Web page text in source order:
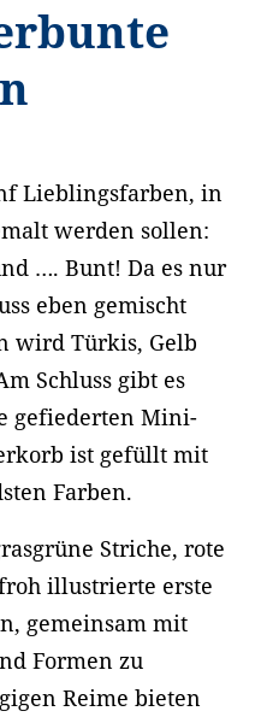
Lieblingsfarben, in
werden sollen:
…. Bunt! Da es nur
eben gemischt
wird Türkis, Gelb
Schluss gibt es
gefiederten Mini-
ist gefüllt mit
Farben.
Striche, rote
illustrierte erste
gemeinsam mit
Formen zu
Reime bieten